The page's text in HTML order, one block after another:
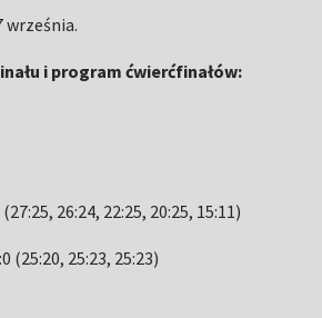
września.
i program ćwierćfinałów:
26:24, 22:25, 20:25, 15:11)
(25:20, 25:23, 25:23)